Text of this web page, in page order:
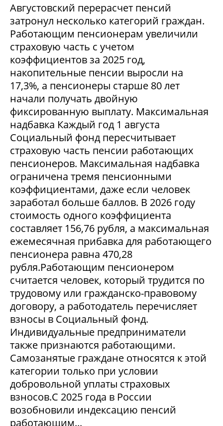
Августовский перерасчет пенсий
затронул несколько категорий граждан.
Работающим пенсионерам увеличили
страховую часть с учетом
коэффициентов за 2025 год,
накопительные пенсии выросли на
17,3%, а пенсионеры старше 80 лет
начали получать двойную
фиксированную выплату. Максимальная
надбавка Каждый год 1 августа
Социальный фонд пересчитывает
страховую часть пенсии работающих
пенсионеров. Максимальная надбавка
ограничена тремя пенсионными
коэффициентами, даже если человек
заработал больше баллов. В 2026 году
стоимость одного коэффициента
составляет 156,76 рубля, а максимальная
ежемесячная прибавка для работающего
пенсионера равна 470,28
рубля.Работающим пенсионером
считается человек, который трудится по
трудовому или гражданско-правовому
договору, а работодатель перечисляет
взносы в Социальный фонд.
Индивидуальные предприниматели
также признаются работающими.
Самозанятые граждане относятся к этой
категории только при условии
добровольной уплаты страховых
взносов.С 2025 года в России
возобновили индексацию пенсий
работающим...